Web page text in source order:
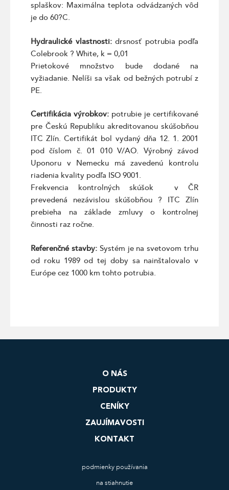
splaškov: Maximálna teplota odvádzaných vôd
je do 60?C.
Hydraulické vlastnosti:drsnosť potrubia podľa
Colebrook ? White, k = 0,01
Prietokové množstvo bude dodané na
vyžiadanie. Nelíši sa však od bežných potrubí z
PE.
Certifikácia výrobkov: potrubie je certifikované
pre Českú Republiku akreditovanou skúšobňou
ITC Zlín. Certifikát bol vydaný dňa 12. 1. 2001
pod číslom č. 01 010 V/AO. Výrobný závod
Uponoru v Nemecku má zavedenú kontrolu
riadenia kvality podľa ISO 9001.
Frekvencia kontrolných skúšok v ČR
prevedená nezávislou skúšobňou ? ITC Zlín
prebieha na základe zmluvy o kontrolnej
činnosti raz ročne.
Referenčné stavby:Systém je na svetovom trhu
od roku 1989 od tej doby sa nainštalovalo v
Európe cez 1000 km tohto potrubia.
O NÁS
PRODUKTY
CENÍKY
ZAUJÍMAVOSTI
KONTAKT
podmienky používania
na stiahnutie